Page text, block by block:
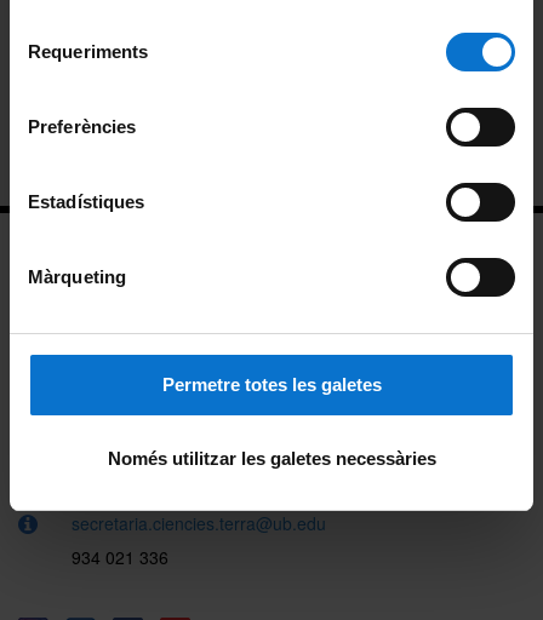
consultar laPolítica de galetes del lloc web de la
Requeriments
Preferències
Estadístiques
Màrqueting
Permetre totes les galetes
Només utilitzar les galetes necessàries
Organization and teaching methodology
Facultad de Ciencias de la Tierra
08028 Barcelona
secretaria.ciencies.terra@ub.edu
934 021 336